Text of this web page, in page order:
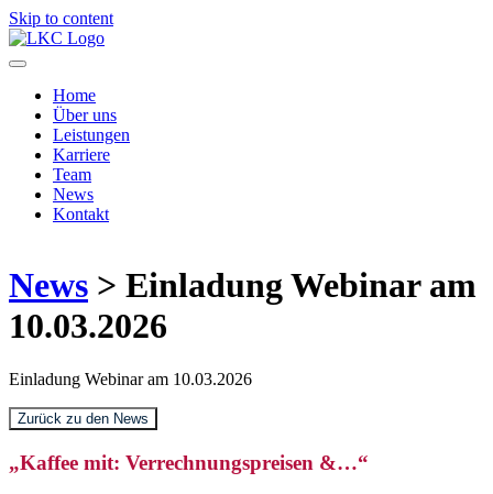
Skip to content
Home
Über uns
Leistungen
Karriere
Team
News
Kontakt
News > Einladung Webinar am
10.03.2026
Einladung Webinar am 10.03.2026
Zurück zu den News
„Kaffee mit: Verrechnungspreisen &…“